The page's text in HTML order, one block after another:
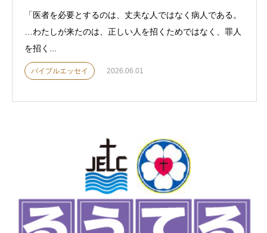
「医者を必要とするのは、丈夫な人ではなく病人である。
…わたしが来たのは、正しい人を招くためではなく、罪人
を招く...
バイブルエッセイ 2026.06.01